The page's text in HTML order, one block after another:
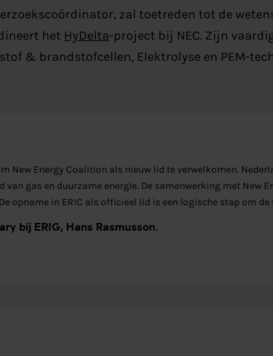
zal toetreden tot de
het HyDelta-project bij NEC. Zijn
& brandstofcellen, Elektrolyse en PEM-
New Energy Coalition als nieuw lid te verwelkomen.
van gas en duurzame energie. De samenwerking met New
opname in ERIC als officieel lid is een logische stap om
bij ERIG, Hans Rasmusson.